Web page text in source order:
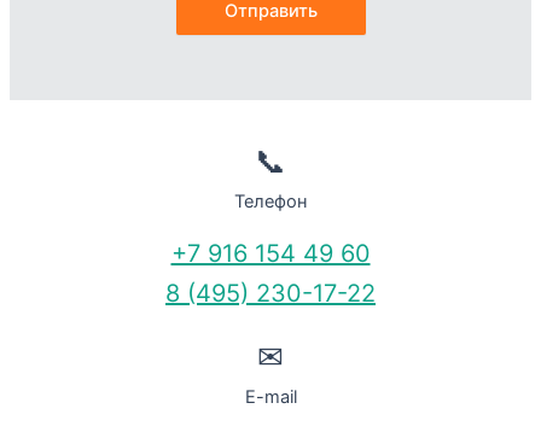
📞
Телефон
+7 916 154 49 60
8 (495) 230-17-22
✉
E-mail